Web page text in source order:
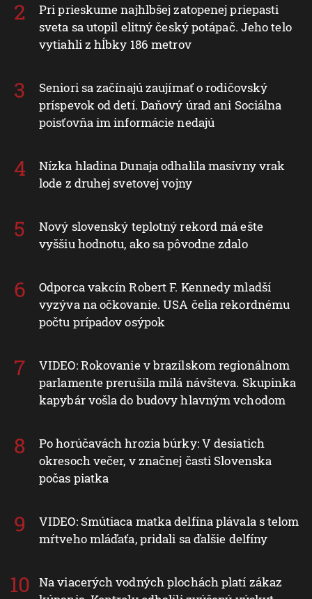
Pri prieskume najhlbšej zatopenej priepasti
sveta sa utopil elitný český potápač. Jeho telo
vytiahli z hĺbky 186 metrov
Seniori sa začínajú zaujímať o rodičovský
príspevok od detí. Daňový úrad ani Sociálna
poisťovňa im informácie nedajú
Nízka hladina Dunaja odhalila masívny vrak
lode z druhej svetovej vojny
Nový slovenský teplotný rekord má ešte
vyššiu hodnotu, ako sa pôvodne zdalo
Odporca vakcín Robert F. Kennedy mladší
vyzýva na očkovanie. USA čelia rekordnému
počtu prípadov osýpok
VIDEO: Rokovanie v brazílskom regionálnom
parlamente prerušila milá návšteva. Skupinka
kapybár vošla do budovy hlavným vchodom
Po horúčavách hrozia búrky: V desiatich
okresoch večer, v značnej časti Slovenska
počas piatka
VIDEO: Smútiaca matka delfína plávala s telom
mŕtveho mláďaťa, pridali sa ďalšie delfíny
Na viacerých vodných plochách platí zákaz